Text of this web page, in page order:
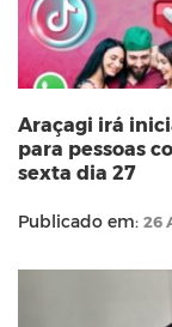
Araçagi irá
para pessoas
sexta dia 27
Publicado em: 26